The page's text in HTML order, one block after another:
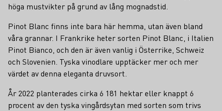
höga mustvikter på grund av lång mognadstid.
Pinot Blanc finns inte bara här hemma, utan även bland
våra grannar. I Frankrike heter sorten Pinot Blanc, i Italien
Pinot Bianco, och den är även vanlig i Österrike, Schweiz
och Slovenien. Tyska vinodlare upptäcker mer och mer
värdet av denna eleganta druvsort.
År 2022 planterades cirka 6 181 hektar eller knappt 6
procent av den tyska vingårdsytan med sorten som trivs